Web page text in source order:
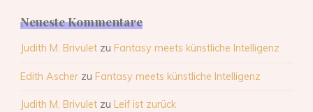
Neueste Kommentare
Judith M. Brivuletzu Fantasy meets künstliche Intelligenz
Edith Ascherzu Fantasy meets künstliche Intelligenz
Judith M. Brivuletzu Leif ist zurück